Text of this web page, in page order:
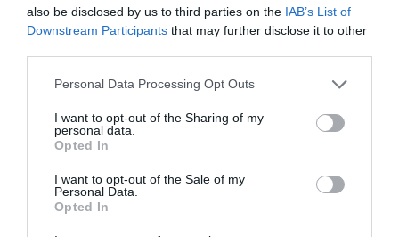
also be disclosed by us to third parties on the IAB’s List of
Downstream Participants that may further disclose it to other
Personal Data Processing Opt Outs
I want to opt-out of the Sharing of my
personal data.
Opted In
I want to opt-out of the Sale of my
Personal Data.
Opted In
una estrategia para desestabilizar al Gobierno.
Misión humanitaria con límites claros
Fuentes de la Armada explican que el BAM Furorestá
o rescate de embarcaciones dañadas. Sus sistemas de
vigilancia permitirán detectar amenazas y coordinar una
respuesta rápida con otros países europeos.
La operación se llevará a cabo en aguas internacionales